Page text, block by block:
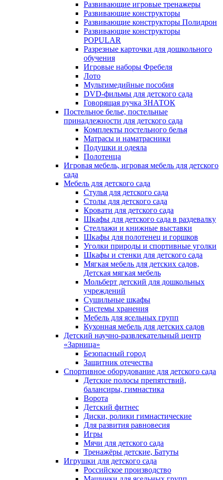
Развивающие игровые тренажеры
Развивающие конструкторы
Развивающие конструкторы Полидрон
Развивающие конструкторы
POPULAR
Разрезные карточки для дошкольного
обучения
Игровые наборы Фребеля
Лото
Мультимедийные пособия
DVD-фильмы для детского сада
Говорящая ручка ЗНАТОК
Постельное белье, постельные
принадлежности для детского сада
Комплекты постельного белья
Матрасы и наматрасники
Подушки и одеяла
Полотенца
Игровая мебель, игровая мебель для детского
сада
Мебель для детского сада
Стулья для детского сада
Столы для детского сада
Кровати для детского сада
Шкафы для детского сада в раздевалку
Стеллажи и книжные выставки
Шкафы для полотенец и горшков
Уголки природы и спортивные уголки
Шкафы и стенки для детского сада
Мягкая мебель для детских садов,
Детская мягкая мебель
Мольберт детский для дошкольных
учреждений
Сушильные шкафы
Системы хранения
Мебель для ясельных групп
Кухонная мебель для детских садов
Детский научно-развлекательный центр
«Зарница»
Безопасный город
Защитник отечества
Спортивное оборудование для детского сада
Детские полосы препятствий,
балансиры, гимнастика
Ворота
Детский фитнес
Диски, ролики гимнастические
Для развития равновесия
Игры
Мячи для детского сада
Тренажёры детские, Батуты
Игрушки для детского сада
Российское производство